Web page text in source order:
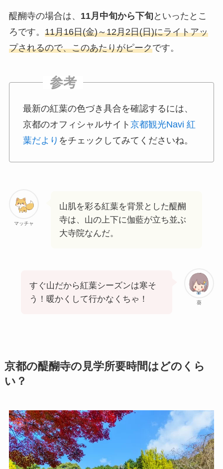
醍醐寺の場合は、 11月中旬から下旬 といったとこ
ろです。 11月16日(金)～12月2日(日)にライトアッ
プされるので、このあたりがピークです。
最新の紅葉の色づき具合を確認するには、
京都のオフィシャルサイト 京都観光Navi 紅
葉だより をチェックしてみてくださいね。
マッチャ
山肌を彩る紅葉を背景とした醍醐
寺は、山の上下に伽藍が立ち並ぶ
大寺院なんだ。
葵
すぐ山だから紅葉シーズンは寒そ
う！暖かくして行かなくちゃ！
京都の醍醐寺の見学所要時間はどのくら
い？